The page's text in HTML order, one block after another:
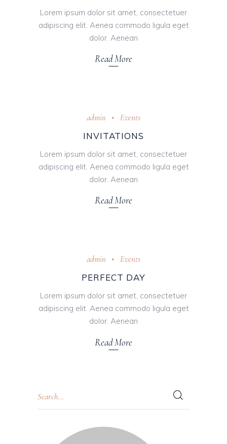
Lorem ipsum dolor sit amet, consectetuer
adipiscing elit. Aenea commodo ligula eget
dolor. Aenean
Read More
admin
Events
INVITATIONS
Lorem ipsum dolor sit amet, consectetuer
adipiscing elit. Aenea commodo ligula eget
dolor. Aenean
Read More
admin
Events
PERFECT DAY
Lorem ipsum dolor sit amet, consectetuer
adipiscing elit. Aenea commodo ligula eget
dolor. Aenean
Read More